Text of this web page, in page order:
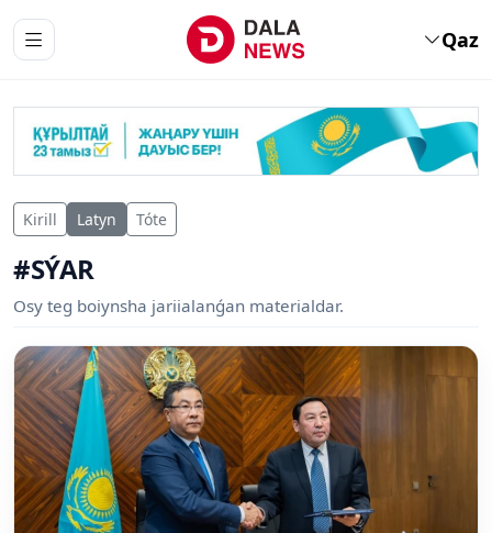
Qaz
Kirill Latyn Tóte
#SÝAR
Osy teg boiynsha jariialanǵan materialdar.